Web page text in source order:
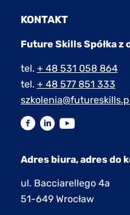
KONTAKT
Future Skills Spółka z
tel. + 48 531 058 864
tel. + 48 577 851 333
Adres biura, adres do
ul. Bacciarellego 4a
51-649 Wrocław